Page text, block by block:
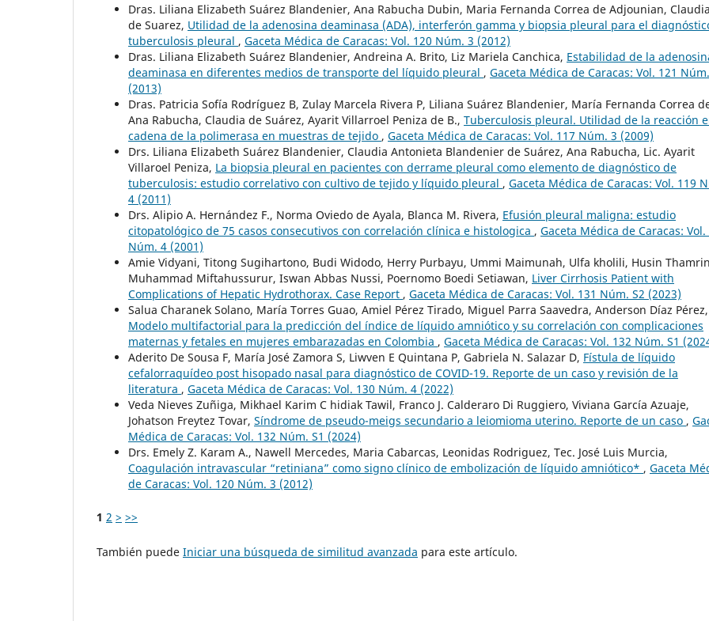
Dras. Liliana Elizabeth Suárez Blandenier, Ana Rabucha Dubin, Maria Fernanda Correa de Adjounian,
de Suarez, Utilidad de la adenosina deaminasa (ADA), interferón gamma y biopsia pleural para el
tuberculosis pleural , Gaceta Médica de Caracas: Vol. 120 Núm. 3 (2012)
Dras. Liliana Elizabeth Suárez Blandenier, Andreina A. Brito, Liz Mariela Canchica, Estabilidad de la
deaminasa en diferentes medios de transporte del líquido pleural , Gaceta Médica de Caracas: Vol. 121
(2013)
Dras. Patricia Sofía Rodríguez B, Zulay Marcela Rivera P, Liliana Suárez Blandenier, María Fernanda Correa
Ana Rabucha, Claudia de Suárez, Ayarit Villarroel Peniza de B., Tuberculosis pleural. Utilidad de la reacción
cadena de la polimerasa en muestras de tejido , Gaceta Médica de Caracas: Vol. 117 Núm. 3 (2009)
Drs. Liliana Elizabeth Suárez Blandenier, Claudia Antonieta Blandenier de Suárez, Ana Rabucha, Lic. Ayarit
Villaroel Peniza, La biopsia pleural en pacientes con derrame pleural como elemento de diagnóstico de
tuberculosis: estudio correlativo con cultivo de tejido y líquido pleural , Gaceta Médica de Caracas: Vol. 119
4 (2011)
Drs. Alipio A. Hernández F., Norma Oviedo de Ayala, Blanca M. Rivera, Efusión pleural maligna: estudio
citopatológico de 75 casos consecutivos con correlación clínica e histologica , Gaceta Médica de Caracas: Vol.
Núm. 4 (2001)
Amie Vidyani, Titong Sugihartono, Budi Widodo, Herry Purbayu, Ummi Maimunah, Ulfa kholili, Husin
Muhammad Miftahussurur, Iswan Abbas Nussi, Poernomo Boedi Setiawan, Liver Cirrhosis Patient with
Complications of Hepatic Hydrothorax. Case Report , Gaceta Médica de Caracas: Vol. 131 Núm. S2 (2023)
Salua Charanek Solano, María Torres Guao, Amiel Pérez Tirado, Miguel Parra Saavedra, Anderson Díaz Pérez,
Modelo multifactorial para la predicción del índice de líquido amniótico y su correlación con complicaciones
maternas y fetales en mujeres embarazadas en Colombia , Gaceta Médica de Caracas: Vol. 132 Núm. S1
Aderito De Sousa F, María José Zamora S, Liwven E Quintana P, Gabriela N. Salazar D, Fístula de líquido
cefalorraquídeo post hisopado nasal para diagnóstico de COVID-19. Reporte de un caso y revisión de la
literatura , Gaceta Médica de Caracas: Vol. 130 Núm. 4 (2022)
Veda Nieves Zuñiga, Mikhael Karim C hidiak Tawil, Franco J. Calderaro Di Ruggiero, Viviana García Azuaje,
Johatson Freytez Tovar, Síndrome de pseudo-meigs secundario a leiomioma uterino. Reporte de un caso ,
Médica de Caracas: Vol. 132 Núm. S1 (2024)
Drs. Emely Z. Karam A., Nawell Mercedes, Maria Cabarcas, Leonidas Rodriguez, Tec. José Luis Murcia,
Coagulación intravascular “retiniana” como signo clínico de embolización de líquido amniótico* , Gaceta
de Caracas: Vol. 120 Núm. 3 (2012)
1 2 > >>
También puede Iniciar una búsqueda de similitud avanzada para este artículo.